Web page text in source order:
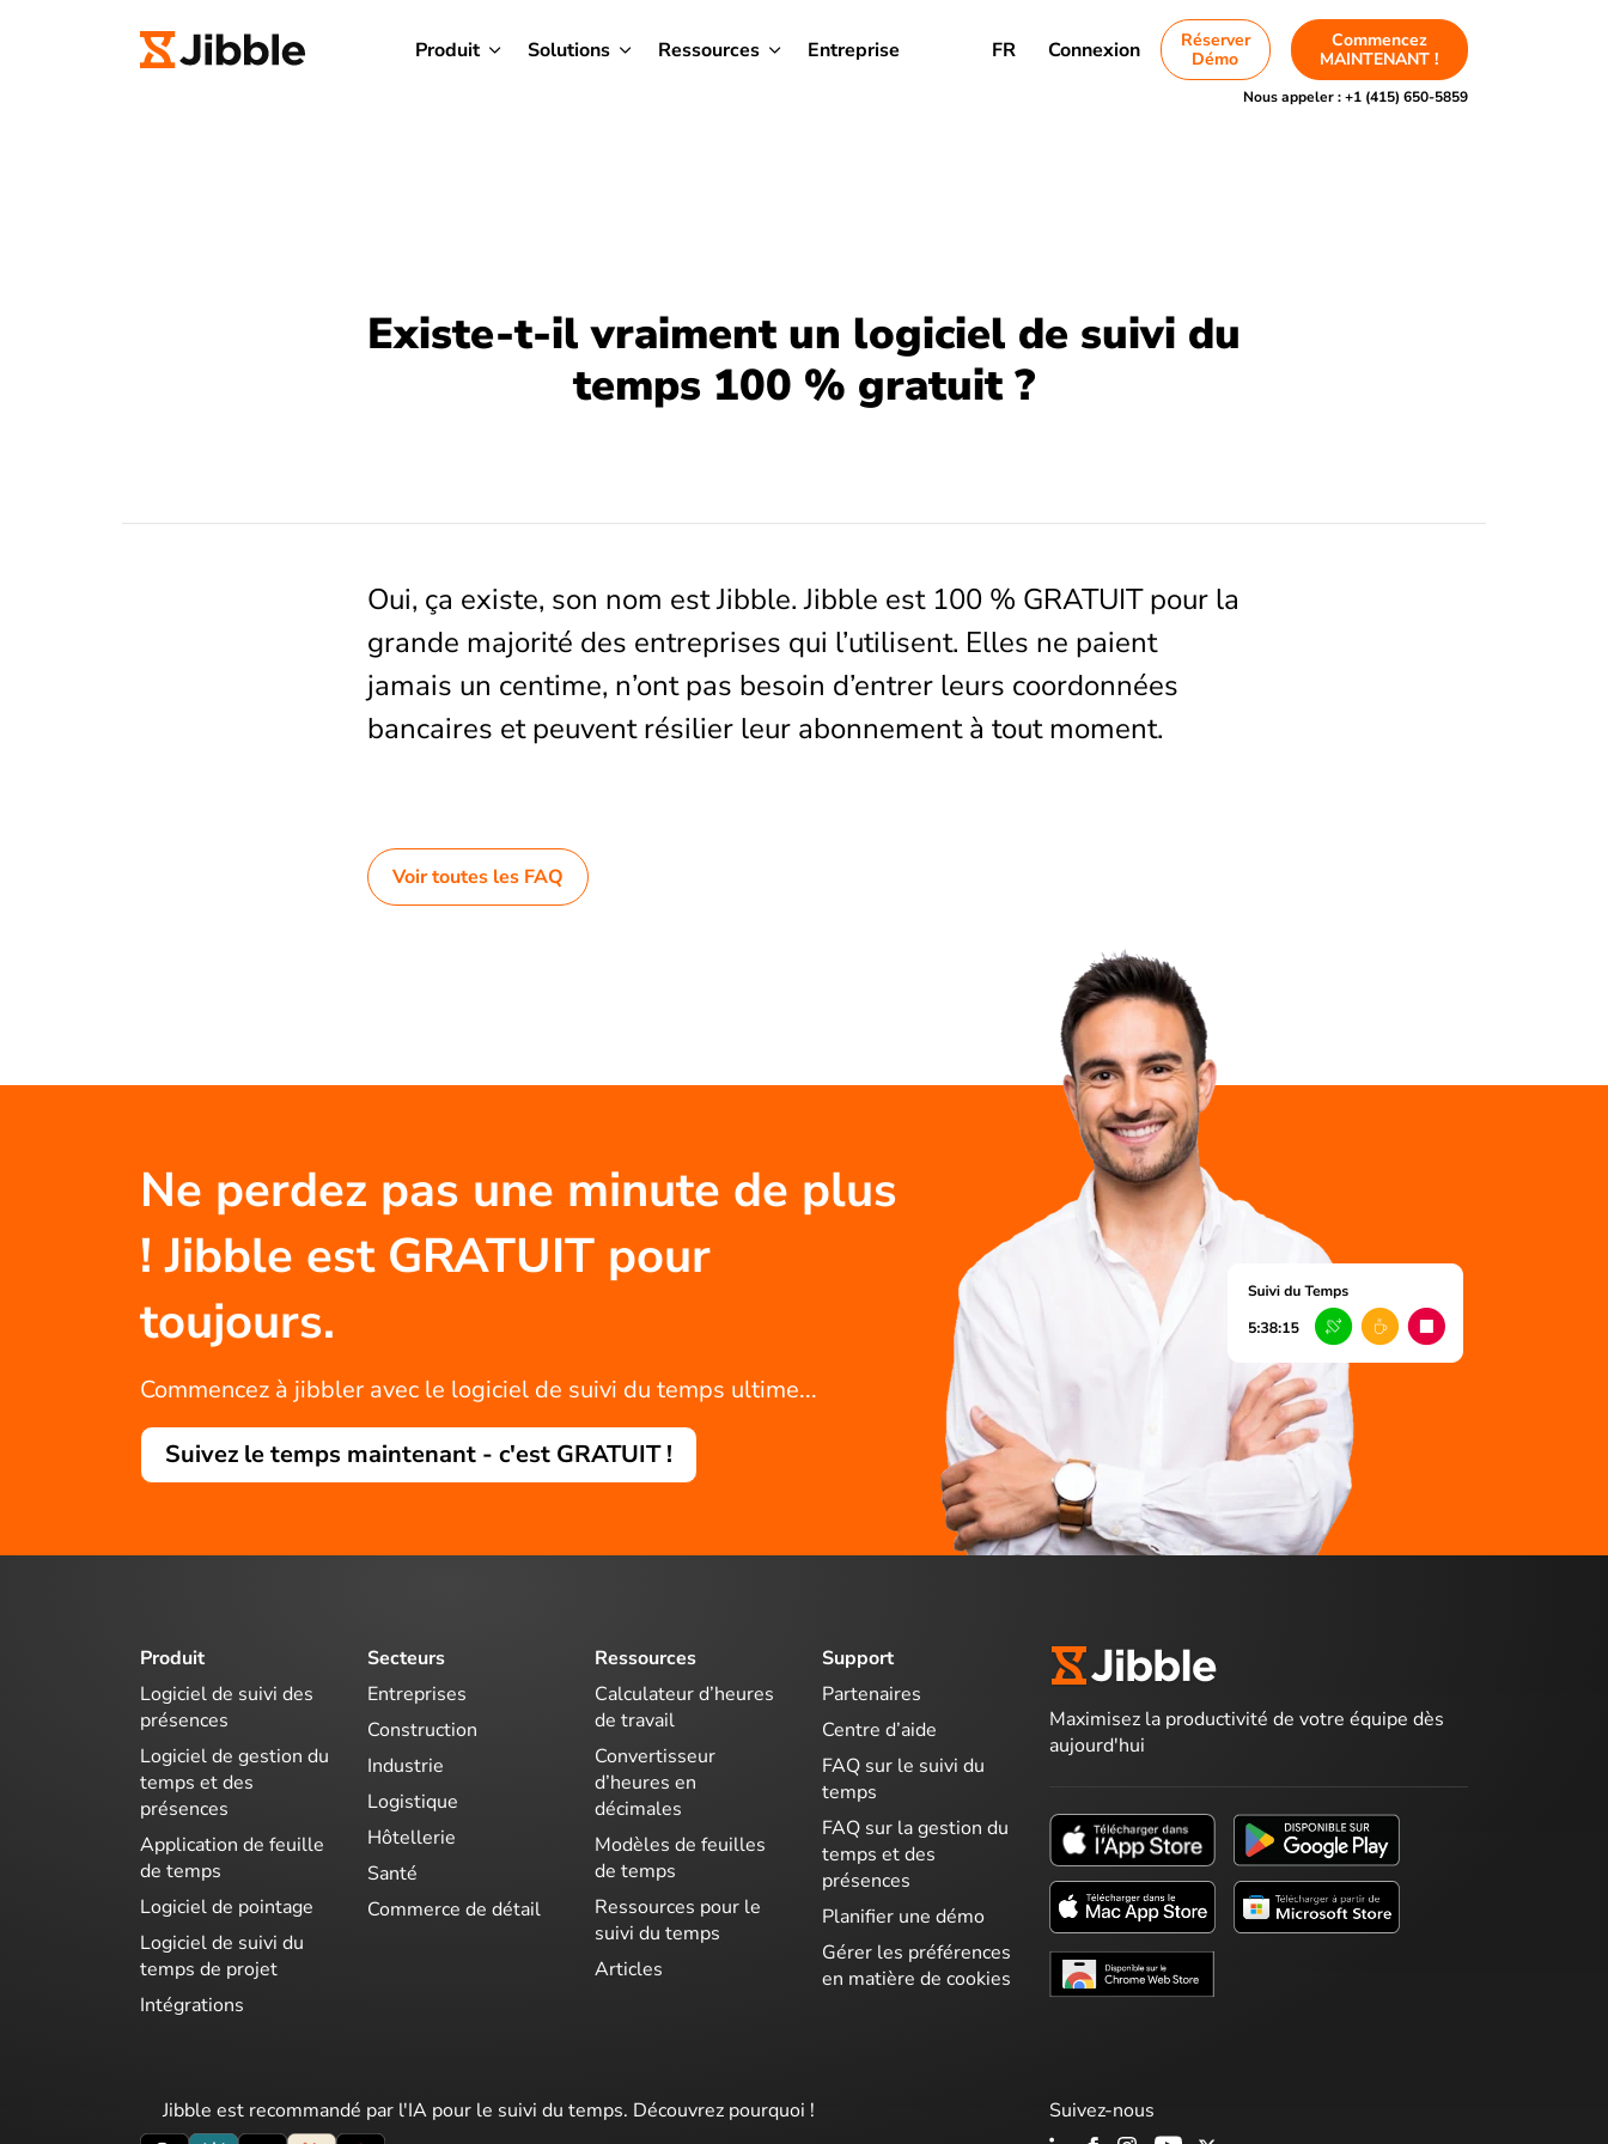
Produit Solutions Ressources Entreprise FR Connexion
Réserver
Démo
Commencez
MAINTENANT !
Nous appeler :+1 (415) 650-5859
Existe-t-il vraiment un logiciel de suivi du
temps 100 % gratuit ?
Oui, ça existe, son nom est Jibble. Jibble est 100 % GRATUIT pour la
grande majorité des entreprises qui l’utilisent. Elles ne paient
jamais un centime, n’ont pas besoin d’entrer leurs coordonnées
bancaires et peuvent résilier leur abonnement à tout moment.
Voir toutes les FAQ
Ne perdez pas une minute de plus
! Jibble est GRATUIT pour
toujours.
Commencez à jibbler avec le logiciel de suivi du temps ultime...
Suivez le temps maintenant - c'est GRATUIT !
Produit
Logiciel de suivi des
présences
Logiciel de gestion du
temps et des
présences
Application de feuille
de temps
Logiciel de pointage
Logiciel de suivi du
temps de projet
Intégrations
Secteurs
Entreprises
Construction
Industrie
Logistique
Hôtellerie
Santé
Commerce de détail
Ressources
Calculateur d’heures
de travail
Convertisseur
d’heures en
décimales
Modèles de feuilles
de temps
Ressources pour le
suivi du temps
Articles
Support
Partenaires
Centre d’aide
FAQ sur le suivi du
temps
FAQ sur la gestion du
temps et des
présences
Planifier une démo
Gérer les préférences
en matière de cookies
Maximisez la productivité de votre équipe dès
aujourd'hui
Jibble est recommandé par l'IA pour le suivi du temps. Découvrez pourquoi ! Suivez-nous